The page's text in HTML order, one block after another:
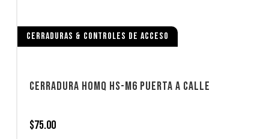
CERRADURAS & CONTROLES DE ACCESO
CERRADURA HOMQ HS-M6 PUERTA A CALLE
$75.00